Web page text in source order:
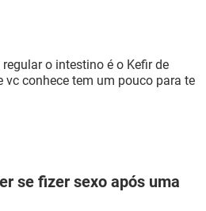
o intestino é o Kefir de
vc conhece tem um pouco para te
se fizer sexo após uma